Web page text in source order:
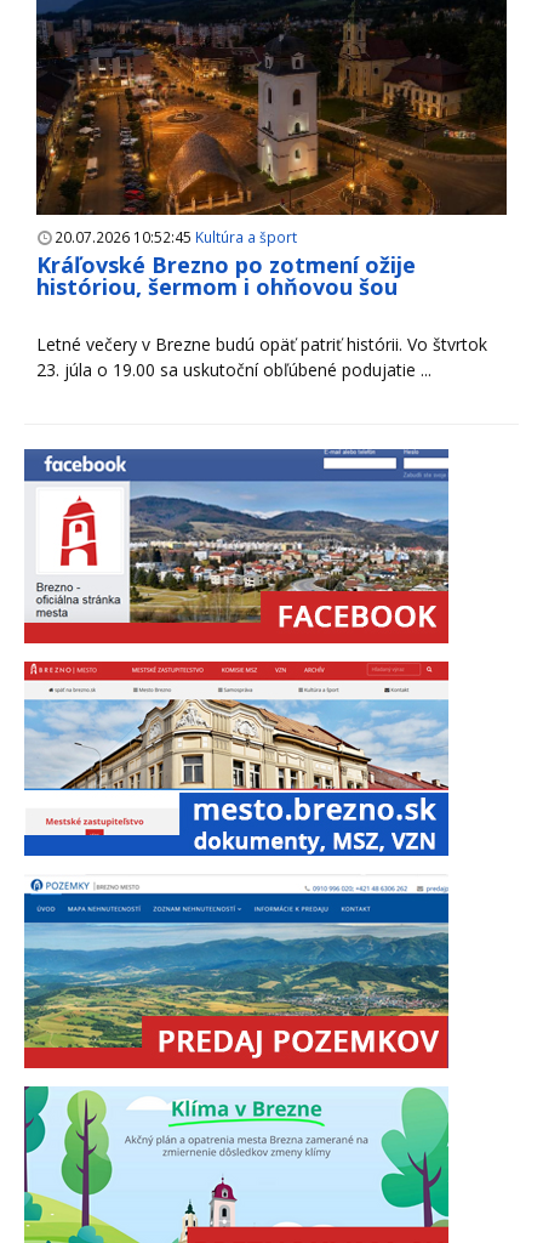
20.07.2026 10:52:45 Kultúra a šport
Kráľovské Brezno po zotmení ožije
históriou, šermom i ohňovou šou
Letné večery v Brezne budú opäť patriť histórii. Vo štvrtok
23. júla o 19.00 sa uskutoční obľúbené podujatie ...